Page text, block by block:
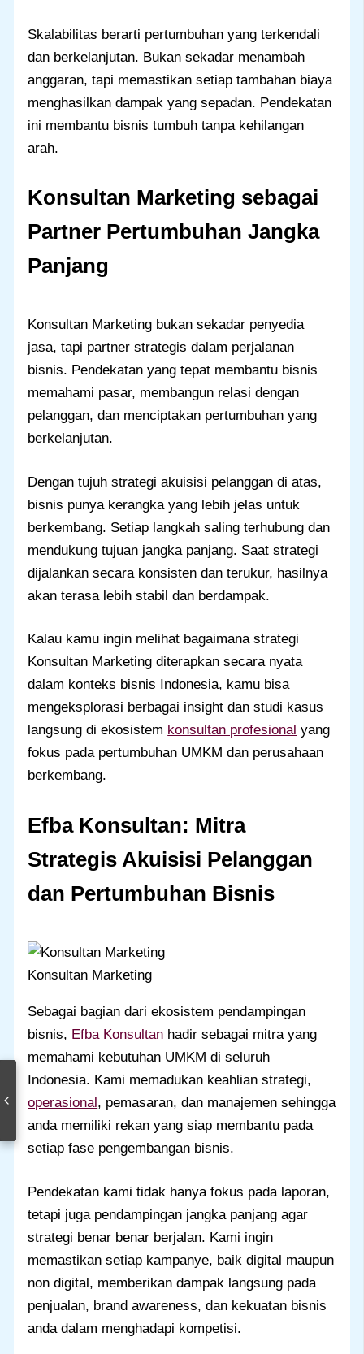
Skalabilitas berarti pertumbuhan yang terkendali
dan berkelanjutan. Bukan sekadar menambah
anggaran, tapi memastikan setiap tambahan biaya
menghasilkan dampak yang sepadan. Pendekatan
ini membantu bisnis tumbuh tanpa kehilangan
arah.
Konsultan Marketing sebagai
Partner Pertumbuhan Jangka
Panjang
Konsultan Marketing bukan sekadar penyedia
jasa, tapi partner strategis dalam perjalanan
bisnis. Pendekatan yang tepat membantu bisnis
memahami pasar, membangun relasi dengan
pelanggan, dan menciptakan pertumbuhan yang
berkelanjutan.
Dengan tujuh strategi akuisisi pelanggan di atas,
bisnis punya kerangka yang lebih jelas untuk
berkembang. Setiap langkah saling terhubung dan
mendukung tujuan jangka panjang. Saat strategi
dijalankan secara konsisten dan terukur, hasilnya
akan terasa lebih stabil dan berdampak.
Kalau kamu ingin melihat bagaimana strategi
Konsultan Marketing diterapkan secara nyata
dalam konteks bisnis Indonesia, kamu bisa
mengeksplorasi berbagai insight dan studi kasus
langsung di ekosistem konsultan profesional yang
fokus pada pertumbuhan UMKM dan perusahaan
berkembang.
Efba Konsultan: Mitra
Strategis Akuisisi Pelanggan
dan Pertumbuhan Bisnis
Konsultan Marketing
Sebagai bagian dari ekosistem pendampingan
bisnis, Efba Konsultan hadir sebagai mitra yang
memahami kebutuhan UMKM di seluruh
Indonesia. Kami memadukan keahlian strategi,
operasional, pemasaran, dan manajemen sehingga
anda memiliki rekan yang siap membantu pada
setiap fase pengembangan bisnis.
Pendekatan kami tidak hanya fokus pada laporan,
tetapi juga pendampingan jangka panjang agar
strategi benar benar berjalan. Kami ingin
memastikan setiap kampanye, baik digital maupun
non digital, memberikan dampak langsung pada
penjualan, brand awareness, dan kekuatan bisnis
anda dalam menghadapi kompetisi.